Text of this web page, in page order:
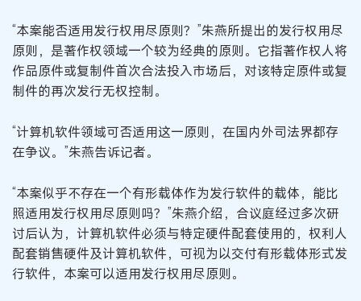
“本案能否适用发行权用尽原则？”朱燕所提出的发行权用尽
原则，是著作权领域一个较为经典的原则。它指著作权人将
作品原件或复制件首次合法投入市场后，对该特定原件或复
制件的再次发行无权控制。
“计算机软件领域可否适用这一原则，在国内外司法界都存
在争议。”朱燕告诉记者。
“本案似乎不存在一个有形载体作为发行软件的载体，能比
照适用发行权用尽原则吗？”朱燕介绍，合议庭经过多次研
讨后认为，计算机软件必须与特定硬件配套使用的，权利人
配套销售硬件及计算机软件，可视为以交付有形载体形式发
行软件，本案可以适用发行权用尽原则。